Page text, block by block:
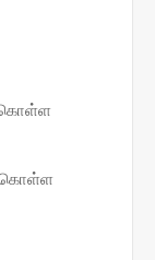
கொள்ள